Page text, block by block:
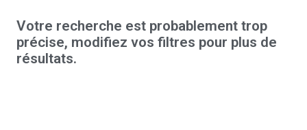
Votre recherche est probablement trop
précise, modifiez vos filtres pour plus de
résultats.